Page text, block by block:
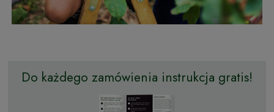
Do każdego zamówienia instrukcja gratis!